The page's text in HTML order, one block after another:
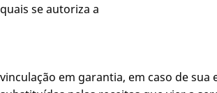
quais se autoriza a
vinculação em garantia, em caso de sua